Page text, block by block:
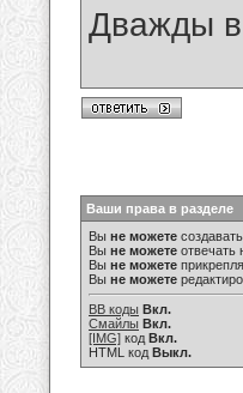
Дважды в
Ваши права в разделе
Вы не можете
Вы не можете отвечать
Вы не можете
Вы не можете
BB коды Вкл.
Смайлы Вкл.
[IMG] код Вкл.
HTML код Выкл.